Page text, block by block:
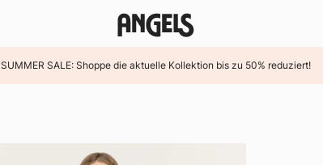
SUMMER SALE: Shoppe die aktuelle Kollektion bis zu 50% reduziert!